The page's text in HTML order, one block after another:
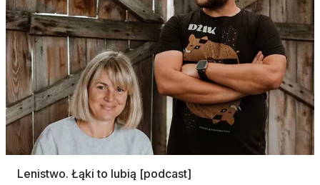
Lenistwo. Łąki to lubią [podcast]